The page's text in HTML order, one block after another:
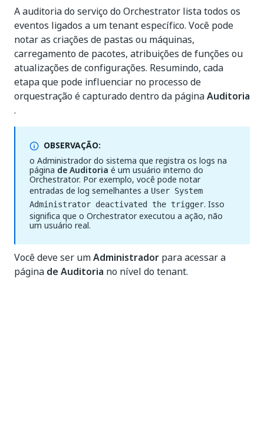
A auditoria do serviço do Orchestrator lista todos os
eventos ligados a um tenant específico. Você pode
notar as criações de pastas ou máquinas,
carregamento de pacotes, atribuições de funções ou
atualizações de configurações. Resumindo, cada
etapa que pode influenciar no processo de
orquestração é capturado dentro da páginaAuditoria
.
OBSERVAÇÃO:
o Administrador do sistema que registra os logs na
página de Auditoria é um usuário interno do
Orchestrator. Por exemplo, você pode notar
entradas de log semelhantes a User System
Administrator deactivated the trigger. Isso
significa que o Orchestrator executou a ação, não
um usuário real.
Você deve ser umAdministrador para acessar a
página de Auditoria no nível do tenant.